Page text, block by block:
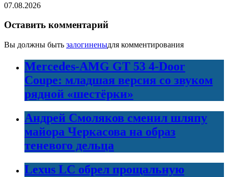
07.08.2026
Оставить комментарий
Вы должны быть залогиненыдля комментирования
Mercedes-AMG GT 53 4-Door
Coupe: младшая версия со звуком
рядной «шестёрки»
Андрей Смоляков сменил шляпу
майора Черкасова на образ
теневого дельца
Lexus LC обрел прощальную